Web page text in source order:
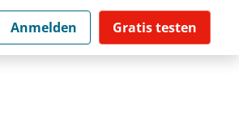
Anmelden Gratis testen